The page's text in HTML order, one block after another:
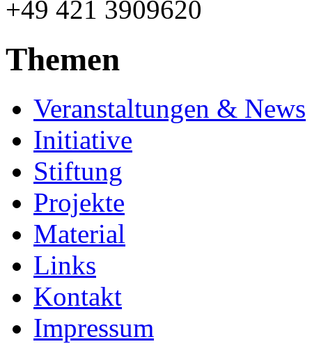
+49 421 3909620
Themen
Veranstaltungen & News
Initiative
Stiftung
Projekte
Material
Links
Kontakt
Impressum